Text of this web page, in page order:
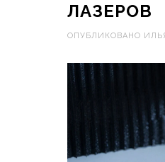
ЛАЗЕРОВ
ОПУБЛИКОВАНО